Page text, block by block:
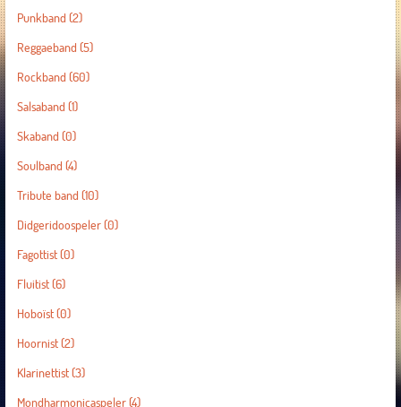
Punkband (2)
Reggaeband (5)
Rockband (60)
Salsaband (1)
Skaband (0)
Soulband (4)
Tribute band (10)
Didgeridoospeler(0)
Fagottist(0)
Fluitist(6)
Hoboïst(0)
Hoornist(2)
Klarinettist(3)
Mondharmonicaspeler(4)